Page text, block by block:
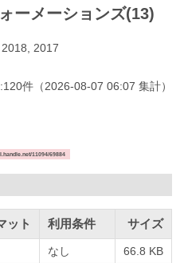
ーメーションズ(13)
2017
120件 （2026-08-07 06:07 集計）
11094/69884
ット 利用条件 サイズ
なし 66.8 KB